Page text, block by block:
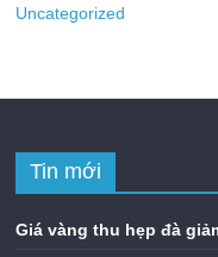
Uncategorized
Tin mới
Giá vàng thu hẹp đà